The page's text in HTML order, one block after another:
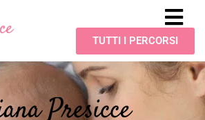
TUTTI I PERCORSI